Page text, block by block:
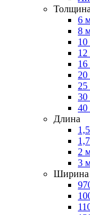
Толщина
6
8
Длина
2
3
Ширина